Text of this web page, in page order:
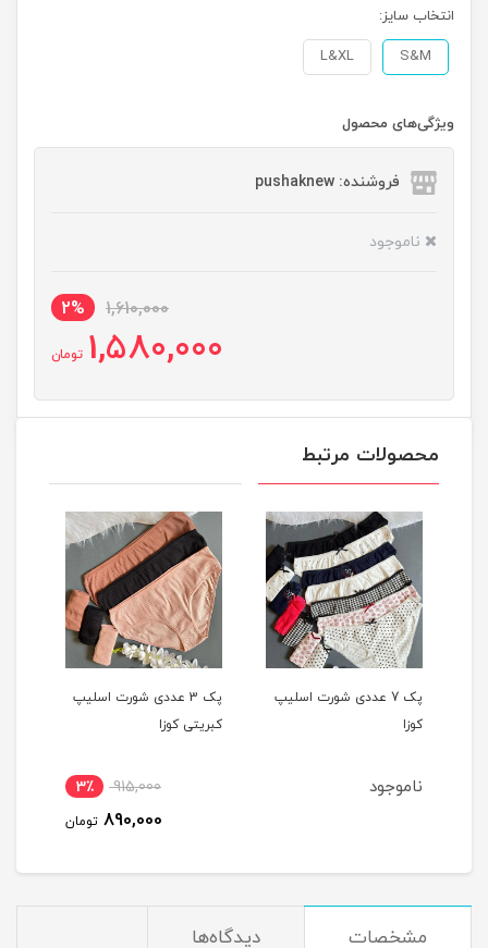
انتخاب سایز:
S&M
L&XL
ویژگی‌های محصول
فروشنده: pushaknew
ناموجود
1,610,000
2%
1,580,000 تومان
محصولات مرتبط
پک 7 عددی شورت اسلیپ
کوزا
ناموجود
پک 3 عددی شورت اسلیپ
کبریتی کوزا
915,000 3٪
890,000 تومان
مشخصات دیدگاه‌ها